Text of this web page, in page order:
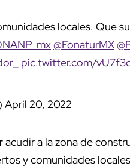
locales. Que
@FonaturMX
pic.twitter.com/
April 20, 2022
acudir a la zona de
y comunidades